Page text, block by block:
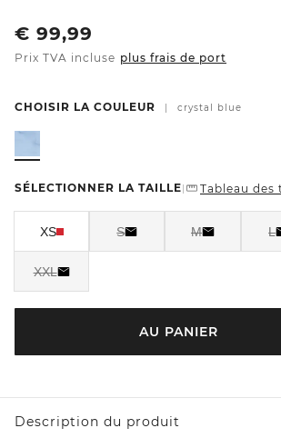
€ 99,99
Prix TVA incluse plus frais de port
CHOISIR LA COULEUR | crystal blue
SÉLECTIONNER LA TAILLE| Tableau des
XS S M L
XXL
AU PANIER
Description du produit